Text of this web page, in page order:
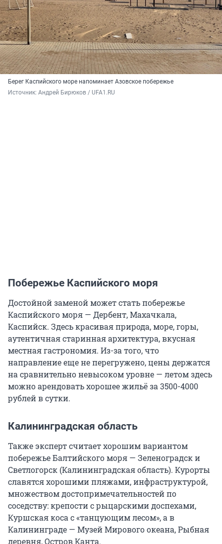
Берег Каспийского море напоминает Азовское побережье
Источник: Андрей Бирюков / UFA1.RU
Побережье Каспийского моря
Достойной заменой может стать побережье
Каспийского моря — Дербент, Махачкала,
Каспийск. Здесь красивая природа, море, горы,
аутентичная старинная архитектура, вкусная
местная гастрономия. Из-за того, что
направление еще не перегружено, цены держатся
на сравнительно невысоком уровне — летом здесь
можно арендовать хорошее жильё за 3500-4000
рублей в сутки.
Калининградская область
Также эксперт считает хорошим вариантом
побережье Балтийского моря — Зеленоградск и
Светлогорск (Калининградская область). Курорты
славятся хорошими пляжами, инфраструктурой,
множеством достопримечательностей по
соседству: крепости с рыцарскими доспехами,
Куршская коса с «танцующим лесом», а в
Калининграде — Музей Мирового океана, Рыбная
деревня, Остров Канта.